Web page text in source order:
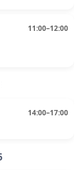
11:00–12:00
14:00–17:00